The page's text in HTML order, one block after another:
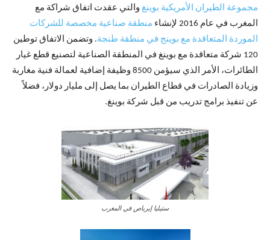
مجموعة الطيران الأمريكية بوينغ والتي عقدت اتفاق شراكة مع
المغرب في عام 2016 لإنشاء
منطقة صناعية مخصصة للشركات
الموردة المتعاقدة مع بوينج في منطقة طنجة. وتضمن الاتفاق توطين
120 شركة متعاقدة مع بوينغ في المنطقة الصناعية لتصنيع قطع غيار
الطائرات، الأمر الذي سيؤمن 8500 وظيفة إضافية لعمالة فنية مغاربة
وزيادة الصادرات في قطاع الطيران بما يصل إلى مليار دولار، فضلاً
عن تنفيذ برامج تدريب من قبل شركة بوينغ.
ستيليا إيرباص في المغرب